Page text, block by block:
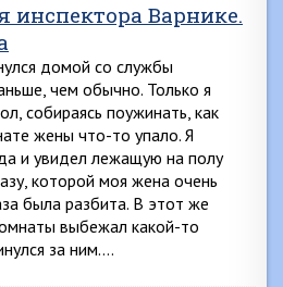
Варнике.
домой со службы
чем обычно. Только я
собираясь поужинать, как
жены что-то упало. Я
и увидел лежащую на полу
которой моя жена очень
была разбита. В этот же
выбежал какой-то
за ним….